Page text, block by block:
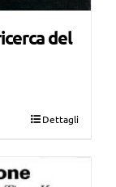
del
Dettagli